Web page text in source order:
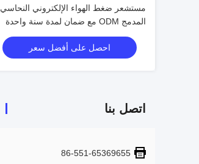
مستشعر ضغط الهواء الإلكتروني النحاسي
المدمج ODM مع ضمان لمدة سنة واحدة
احصل على أفضل سعر
اتصل بنا
86-551-65369655